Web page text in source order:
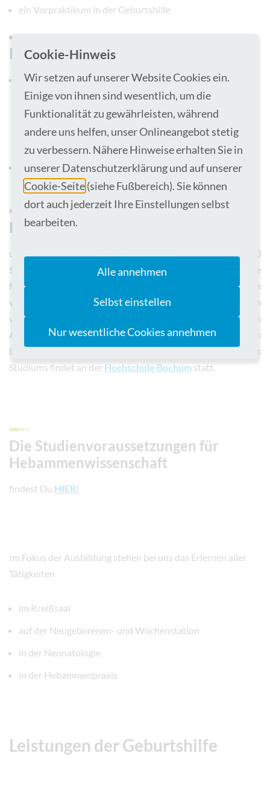
ein Vorpraktikum in der Geburtshilfe
Deine Aufgaben
das Erlernen der beruflichen Fähigkeiten für die
selbstständige und umfassende Beratung, Betreuung und
Beobachtung von Frauen während der Schwangerschaft,
bei der Geburt, während des Wochenbetts und in der
die Versorgung der Mütter und Neugeborenen vor,
während und nach der Geburt
Das gesamte Studium
umfasst 4600 Stunden. Davon entfallen mindestens 2200
Stunden auf den berufspraktischen Teil, die
fächerübergreifend mit unterschiedlichen Lehrmethoden
vermittelt werden. Die praktischen Einsätze erfolgen an
verschiedenen Standorten: im St. Marien-Krankenhaus in
Ahaus, im St. Agnes-Hospital in Bocholt und außerklinisch
bei freiberuflichen Hebammen. Der theoretische Teil des
Studiums findet an der Hochschule Bochum statt.
Die Studienvoraussetzungen für
Hebammenwissenschaft
findest Du HIER!
Im Fokus der Ausbildung stehen bei uns das Erlernen aller
Tätigkeiten
im Kreißsaal
auf der Neugeborenen- und Wochenstation
in der Neonatologie
in der Hebammenpraxis
Leistungen der Geburtshilfe
Cookie-Hinweis
Wir setzen auf unserer Website Cookies ein.
Einige von ihnen sind wesentlich, um die
Funktionalität zu gewährleisten, während
andere uns helfen, unser Onlineangebot stetig
zu verbessern. Nähere Hinweise erhalten Sie in
unserer Datenschutzerklärung und auf unserer
Cookie-Seite(siehe Fußbereich). Sie können
dort auch jederzeit Ihre Einstellungen selbst
bearbeiten.
Alle annehmen
Selbst einstellen
Nur wesentliche Cookies annehmen